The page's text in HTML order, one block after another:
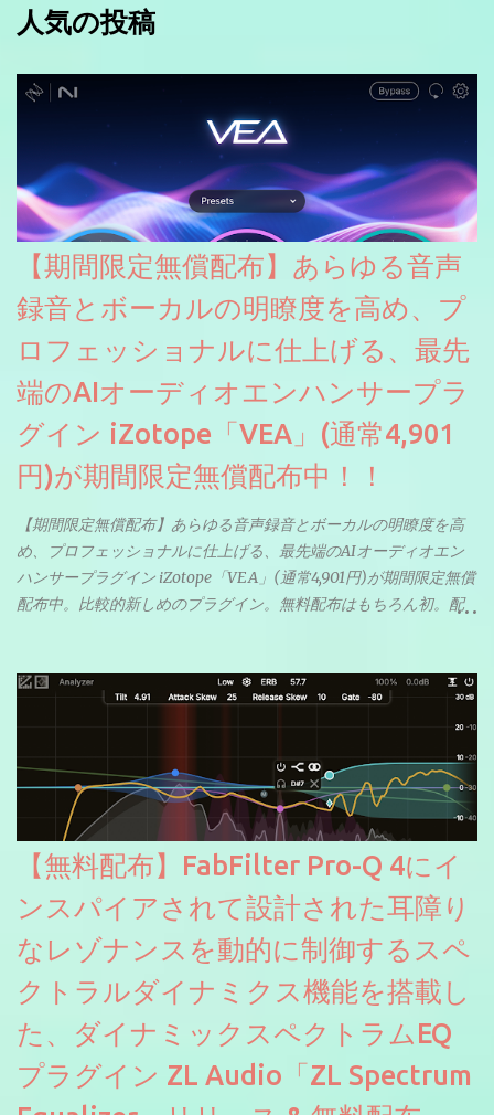
人気の投稿
【期間限定無償配布】あらゆる音声
録音とボーカルの明瞭度を高め、プ
ロフェッショナルに仕上げる、最先
端のAIオーディオエンハンサープラ
グイン iZotope「VEA」(通常4,901
円)が期間限定無償配布中！！
【期間限定無償配布】あらゆる音声録音とボーカルの明瞭度を高
め、プロフェッショナルに仕上げる、最先端のAIオーディオエン
ハンサープラグイン iZotope「VEA」(通常4,901円)が期間限定無償
配布中。比較的新しめのプラグイン。無料配布はもちろん初。配
【無料配布】FabFilter Pro-Q 4にイ
ンスパイアされて設計された耳障り
なレゾナンスを動的に制御するスペ
クトラルダイナミクス機能を搭載し
た、ダイナミックスペクトラムEQ
プラグイン ZL Audio「ZL Spectrum